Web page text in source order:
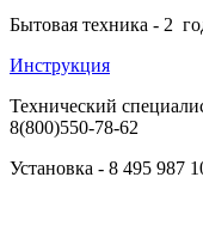
Бытовая техника - 2
Инструкция
Технический
8(800)550-78-62
Установка - 8 495 987